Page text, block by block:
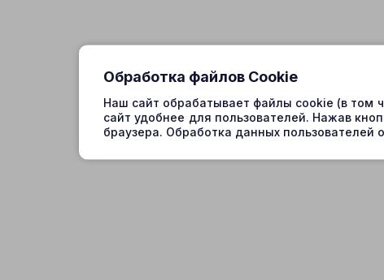
Обработка файлов Cookie
Наш сайт обрабатывает файлы cookie (в том
сайт удобнее для пользователей. Нажав
браузера. Обработка данных пользователей